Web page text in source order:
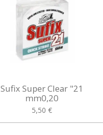
Sufix Super Clear "21
mm0,20
5,50 €